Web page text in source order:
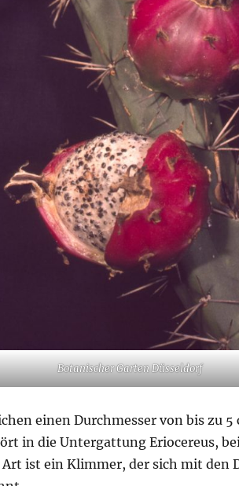
Botanischer Garten Düsseldorf
einen Durchmesser von bis zu 5
in die Untergattung Eriocereus,
ist ein Klimmer, der sich mit den